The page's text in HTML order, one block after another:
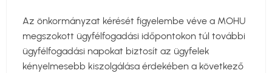
Az önkormányzat kérését figyelembe véve a MOHU
megszokott ügyfélfogadási időpontokon túl további
ügyfélfogadási napokat biztosít az ügyfelek
kényelmesebb kiszolgálása érdekében a következő